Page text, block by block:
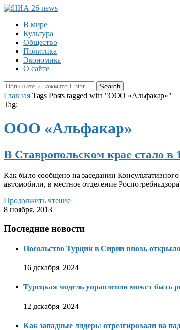
В мире
Культура
Общество
Политика
Экономика
О сайте
Главная Tags Posts tagged with "ООО «Альфакар»"
Tag:
ООО «Альфакар»
В Ставропольском крае стало в
Как было сообщено на заседании
автомобили, в местное отделение
Продолжить чтение
8 ноября, 2013
Последние новости
Посольство Турции в Сирии вновь
16 декабря, 2024
Турецкая модель управления может быть
12 декабря, 2024
Как западные лидеры отреагировали на